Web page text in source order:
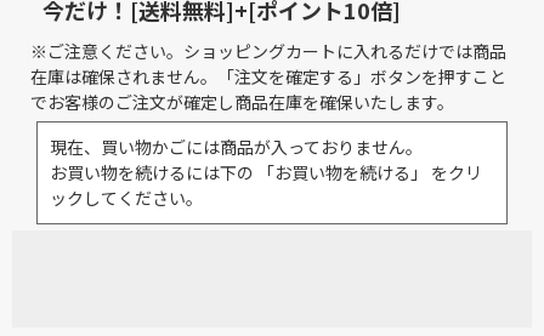
今だけ！[送料無料]+[ポイント10倍]
※ご注意ください。ショッピングカートに入れるだけでは商品
在庫は確保されません。「注文を確定する」ボタンを押すこと
でお客様のご注文が確定し商品在庫を確保いたします。
現在、買い物かごには商品が入っておりません。
お買い物を続けるには下の 「お買い物を続ける」 をクリ
ックしてください。